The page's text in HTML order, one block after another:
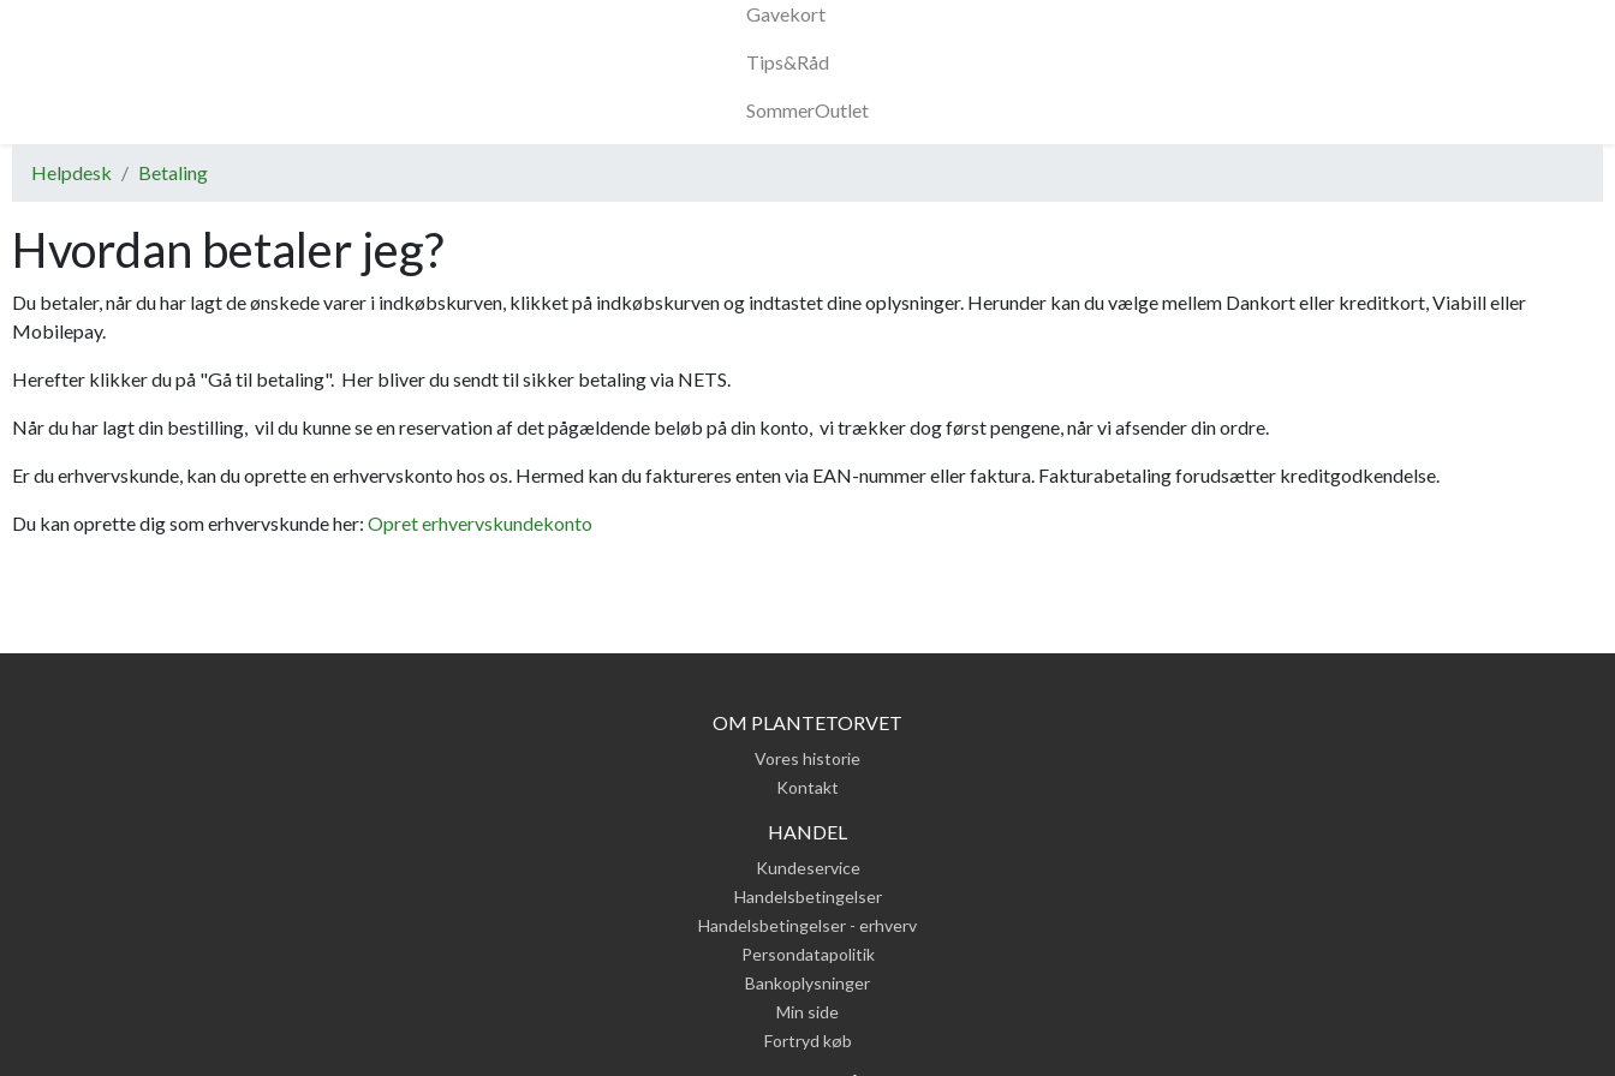
Gavekort
Tips&Råd
SommerOutlet
Helpdesk Betaling
Hvordan betaler jeg?
Du betaler, når du har lagt de ønskede varer i indkøbskurven, klikket på indkøbskurven og indtastet dine oplysninger. Herunder kan du vælge mellem Dankort eller kreditkort, Viabill eller
Mobilepay.
Herefter klikker du på "Gå til betaling". Her bliver du sendt til sikker betaling via NETS.
Når du har lagt din bestilling, vil du kunne se en reservation af det pågældende beløb på din konto, vi trækker dog først pengene, når vi afsender din ordre.
Er du erhvervskunde, kan du oprette en erhvervskonto hos os. Hermed kan du faktureres enten via EAN-nummer eller faktura. Fakturabetaling forudsætter kreditgodkendelse.
Du kan oprette dig som erhvervskunde her: Opret erhvervskundekonto
OM PLANTETORVET
Vores historie
Kontakt
HANDEL
Kundeservice
Handelsbetingelser
Handelsbetingelser - erhverv
Persondatapolitik
Bankoplysninger
Min side
Fortryd køb